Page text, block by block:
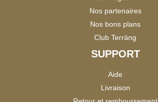
Nos partenaires
Nos bons plans
Club Terräng
SUPPORT
Aide
Livraison